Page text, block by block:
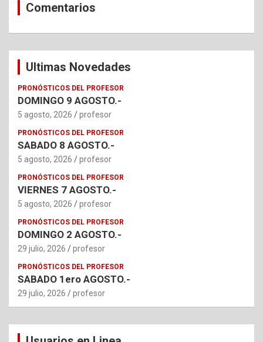
Comentarios
Ultimas Novedades
PRONÓSTICOS DEL PROFESOR
DOMINGO 9 AGOSTO.-
5 agosto, 2026 profesor
PRONÓSTICOS DEL PROFESOR
SABADO 8 AGOSTO.-
5 agosto, 2026 profesor
PRONÓSTICOS DEL PROFESOR
VIERNES 7 AGOSTO.-
5 agosto, 2026 profesor
PRONÓSTICOS DEL PROFESOR
DOMINGO 2 AGOSTO.-
29 julio, 2026 profesor
PRONÓSTICOS DEL PROFESOR
SABADO 1ero AGOSTO.-
29 julio, 2026 profesor